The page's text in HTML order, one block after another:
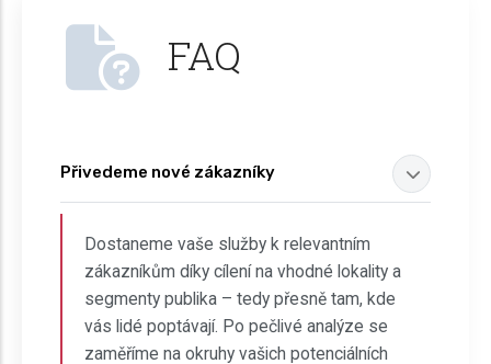
FAQ
Přivedeme nové zákazníky
Dostaneme vaše služby k relevantním
zákazníkům díky cílení na vhodné lokality a
segmenty publika – tedy přesně tam, kde
vás lidé poptávají. Po pečlivé analýze se
zaměříme na okruhy vašich potenciálních